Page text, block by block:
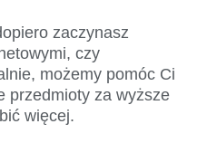
zaczynasz
czy
możemy pomóc Ci
przedmioty za wyższe
więcej.